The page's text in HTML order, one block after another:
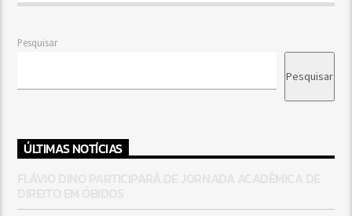
Pesquisar
Pesquisar
ÚLTIMAS NOTÍCIAS